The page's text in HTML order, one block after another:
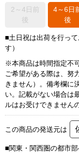
2～4日前
後
4～6日
後
■土日祝は出荷を行っ
す）
※本商品は時間指定不
ご希望がある際は、努
きません）。備考欄に
い。記載がない場合は
ルはお受けできません
この商品の発送元は
■関東・関西圏の都市